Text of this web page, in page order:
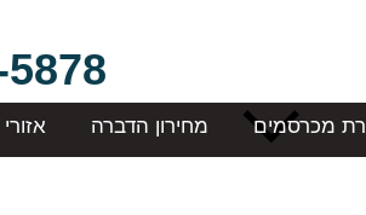
מכרסמים מחירון הדברה